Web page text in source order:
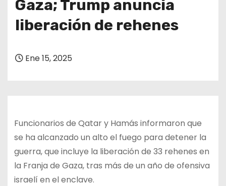
Gaza; Trump anuncia
liberación de rehenes
Ene 15, 2025
Funcionarios de Qatar y Hamás informaron que
se ha alcanzado un alto el fuego para detener la
guerra, que incluye la liberación de 33 rehenes en
la Franja de Gaza, tras más de un año de ofensiva
israelí en el enclave.